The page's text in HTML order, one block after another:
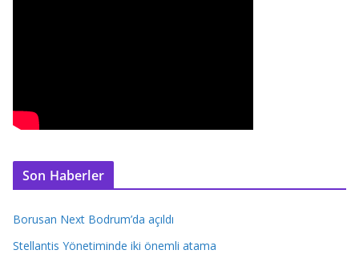
Son Haberler
Borusan Next Bodrum’da açıldı
Stellantis Yönetiminde iki önemli atama